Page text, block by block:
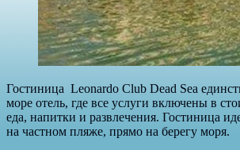
Гостиница Leonardo Club Dead Sea
море отель, где все услуги включены в
еда, напитки и развлечения. Гостиница
на частном пляже, прямо на берегу моря.